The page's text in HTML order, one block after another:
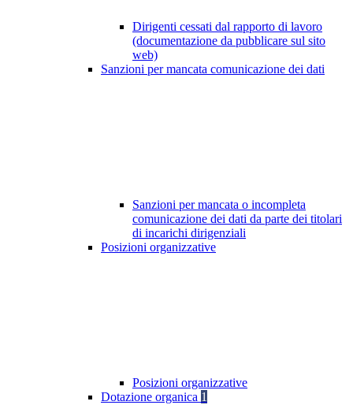
Dirigenti cessati dal rapporto di lavoro
(documentazione da pubblicare sul sito
web)
Sanzioni per mancata comunicazione dei dati
Sanzioni per mancata o incompleta
comunicazione dei dati da parte dei titolari
di incarichi dirigenziali
Posizioni organizzative
Posizioni organizzative
Dotazione organica 1